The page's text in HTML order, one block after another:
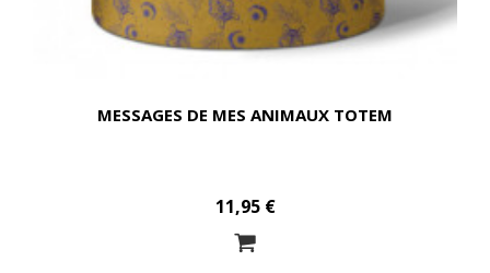
MESSAGES DE MES ANIMAUX TOTEM
11,95 €